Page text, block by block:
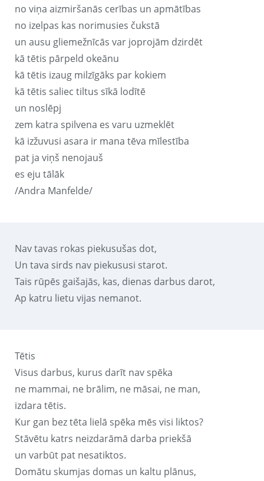
no viņa aizmiršanās cerības un apmātības
no izelpas kas norimusies čukstā
un ausu gliemežnīcās var joprojām dzirdēt
kā tētis pārpeld okeānu
kā tētis izaug milzīgāks par kokiem
kā tētis saliec tiltus sīkā lodītē
un noslēpj
zem katra spilvena es varu uzmeklēt
kā izžuvusi asara ir mana tēva mīlestība
pat ja viņš nenojauš
es eju tālāk
/Andra Manfelde/
Nav tavas rokas piekusušas dot,
Un tava sirds nav piekususi starot.
Tais rūpēs gaišajās, kas, dienas darbus darot,
Ap katru lietu vijas nemanot.
Tētis
Visus darbus, kurus darīt nav spēka
ne mammai, ne brālim, ne māsai, ne man,
izdara tētis.
Kur gan bez tēta lielā spēka mēs visi liktos?
Stāvētu katrs neizdarāmā darba priekšā
un varbūt pat nesatiktos.
Domātu skumjas domas un kaltu plānus,